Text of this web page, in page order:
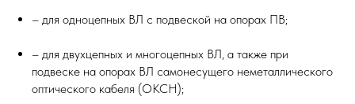
– для одноцепных ВЛ с подвеской на опорах ПВ;
– для двухцепных и многоцепных ВЛ, а также при
подвеске на опорах ВЛ самонесущего неметаллического
оптического кабеля (ОКСН);